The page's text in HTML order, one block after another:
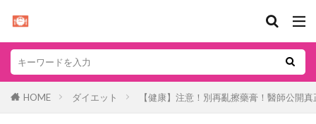
HOME ダイエット 【健康】注意！別再亂擦藥膏！醫師公開